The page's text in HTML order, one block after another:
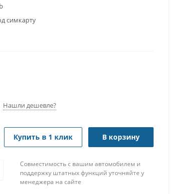
симкарту
Нашли дешевле?
Купить в 1 клик В корзину
Совместимость с вашим автомобилем и
поддержку штатных функций уточняйте у
менеджера на сайте